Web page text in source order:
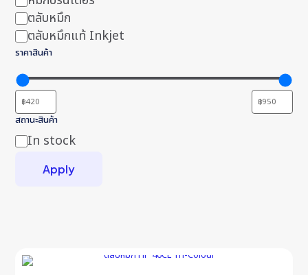
ตลับหมึก
ตลับหมึกแท้ Inkjet
ราคาสินค้า
สถานะสินค้า
StatusIn stock
Apply